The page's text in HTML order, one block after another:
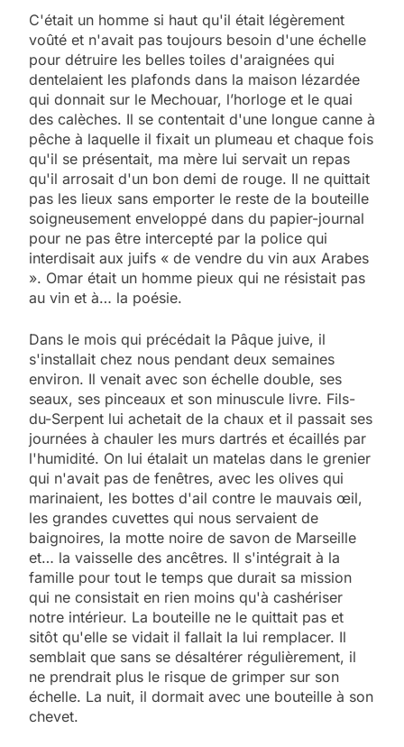
C'était un homme si haut qu'il était légèrement
voûté et n'avait pas toujours besoin d'une échelle
pour détruire les belles toiles d'araignées qui
dentelaient les plafonds dans la maison lézardée
qui donnait sur le Mechouar, l’horloge et le quai
des calèches. Il se contentait d'une longue canne à
pêche à laquelle il fixait un plumeau et chaque fois
qu'il se présentait, ma mère lui servait un repas
qu'il arrosait d'un bon demi de rouge. Il ne quittait
pas les lieux sans emporter le reste de la bouteille
soigneusement enveloppé dans du papier-journal
pour ne pas être intercepté par la police qui
interdisait aux juifs « de vendre du vin aux Arabes
». Omar était un homme pieux qui ne résistait pas
au vin et à… la poésie.
Dans le mois qui précédait la Pâque juive, il
s'installait chez nous pendant deux semaines
environ. Il venait avec son échelle double, ses
seaux, ses pinceaux et son minuscule livre. Fils-
du-Serpent lui achetait de la chaux et il passait ses
journées à chauler les murs dartrés et écaillés par
l'humidité. On lui étalait un matelas dans le grenier
qui n'avait pas de fenêtres, avec les olives qui
marinaient, les bottes d'ail contre le mauvais œil,
les grandes cuvettes qui nous servaient de
baignoires, la motte noire de savon de Marseille
et… la vaisselle des ancêtres. Il s'intégrait à la
famille pour tout le temps que durait sa mission
qui ne consistait en rien moins qu'à cashériser
notre intérieur. La bouteille ne le quittait pas et
sitôt qu'elle se vidait il fallait la lui remplacer. Il
semblait que sans se désaltérer régulièrement, il
ne prendrait plus le risque de grimper sur son
échelle. La nuit, il dormait avec une bouteille à son
chevet.